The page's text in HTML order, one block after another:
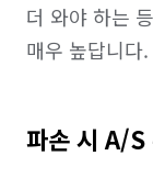
더 와야 하는
매우 높답니다.
파손 시 A/S